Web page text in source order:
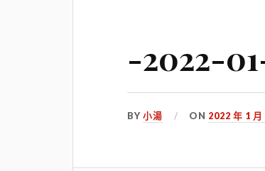
-2022-
BY小湯 ON 2022 年 1 月